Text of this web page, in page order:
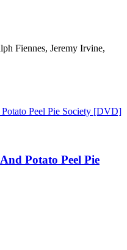
Fiennes, Jeremy Irvine,
Potato Peel Pie